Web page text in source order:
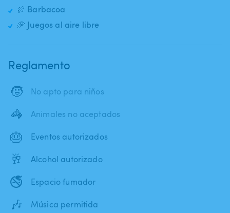
🍖 Barbacoa
🥏 Juegos al aire libre
Reglamento
🧒 No apto para niños
🦓 Animales no aceptados
🎂 Eventos autorizados
🥂 Alcohol autorizado
🚭 Espacio fumador
🎶 Música permitida